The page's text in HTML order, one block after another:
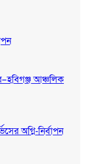
আঞ্চলিক
অগ্নি-নির্বাপন